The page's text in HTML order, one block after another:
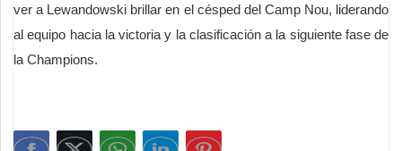
ver a Lewandowski brillar en el césped del Camp Nou, liderando
al equipo hacia la victoria y la clasificación a la siguiente fase de
la Champions.